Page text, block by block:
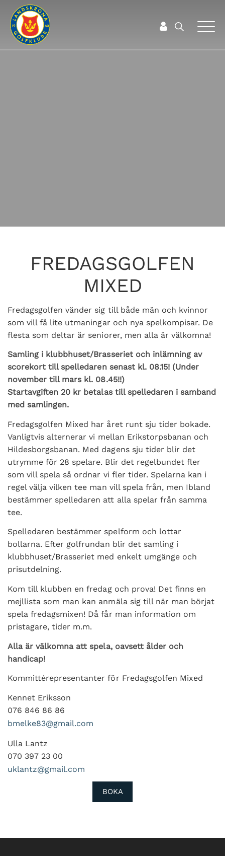
FREDAGSGOLFEN
MIXED
Fredagsgolfen vänder sig till både män och kvinnor
som vill få lite utmaningar och nya spelkompisar. De
flesta som deltar är seniorer, men alla är välkomna!
Samling i klubbhuset/Brasseriet och inlämning av
scorekort till spelledaren senast kl. 08.15! (Under
november till mars kl. 08.45!!)
Startavgiften 20 kr betalas till spelledaren i samband
med samlingen.
Fredagsgolfen Mixed har året runt sju tider bokade.
Vanligtvis alternerar vi mellan Erikstorpsbanan och
Hildesborgsbanan. Med dagens sju tider blir det
utrymme för 28 spelare. Blir det regelbundet fler
som vill spela så ordnar vi fler tider. Spelarna kan i
regel välja vilken tee man vill spela från, men Ibland
bestämmer spelledaren att alla spelar från samma
tee.
Spelledaren bestämmer spelform och lottar
bollarna. Efter golfrundan blir det samling i
klubbhuset/Brasseriet med enkelt umgänge och
prisutdelning.
Kom till klubben en fredag och prova! Det finns en
mejllista som man kan anmäla sig till när man börjat
spela fredagsmixen! Då får man information om
pristagare, tider m.m.
Alla är välkomna att spela, oavsett ålder och
handicap!
Kommittérepresentanter för Fredagsgolfen Mixed
Kennet Eriksson
076 846 86 86
bmelke83@gmail.com
Ulla Lantz
070 397 23 00
uklantz@gmail.com
BOKA